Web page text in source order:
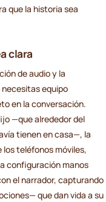
que la historia sea
clara
de audio y la
equipo
en la conversación.
—que alrededor del
tienen en casa—, la
los teléfonos móviles,
configuración manos
el narrador, capturando
que dan vida a su